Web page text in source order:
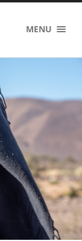
MENU